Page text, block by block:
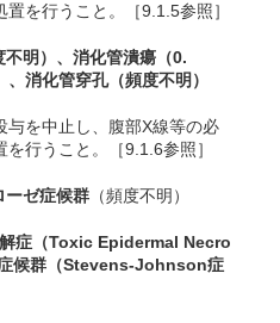
を行うこと。［9.1.5参照］
不明） 、消化管潰瘍 （0.
、消化管穿孔（頻度不明）
与を中止し、腹部X線等の必
行うこと。［9.1.6参照］
ゼ症候群 （頻度不明）
症（Toxic Epidermal Necro
候群（Stevens-Johnson症